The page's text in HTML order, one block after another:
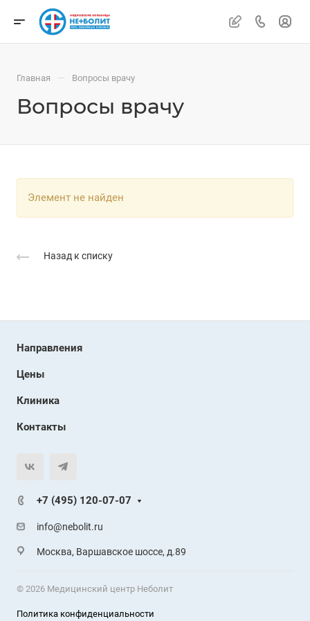
Главная — Вопросы врачу
Вопросы врачу
Элемент не найден
Назад к списку
Направления
Цены
Клиника
Контакты
+7 (495) 120-07-07
info@nebolit.ru
Москва, Варшавское шоссе, д.89
© 2026 Медицинский центр Неболит
Политика конфиденциальности